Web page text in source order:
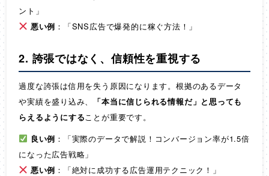
ント」
悪い例 ：「SNS広告で爆発的に稼ぐ方法！」
2. 誇張ではなく、信頼性を重視する
過度な誇張は信用を失う原因になります。根拠のあるデータ
や実績を盛り込み、
「本当に信じられる情報だ」と思っても
らえるようにすることが重要です。
良い例 ：「実際のデータで解説！コンバージョン率が1.5倍
になった広告戦略」
悪い例 ：「絶対に成功する広告運用テクニック！」